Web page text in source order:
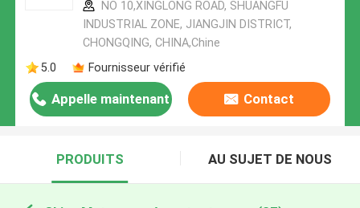
NO 10,XINGLONG ROAD, SHUANGFU
INDUSTRIAL ZONE, JIANGJIN DISTRICT,
CHONGQING, CHINA,Chine
5.0
Fournisseur vérifié
Appelle maintenant Contact
PRODUITS AU SUJET DE NOUS